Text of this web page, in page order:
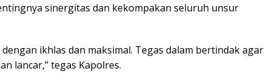
sinergitas dan kekompakan seluruh unsur
ikhlas dan maksimal. Tegas dalam bertindak agar
lancar,” tegas Kapolres.